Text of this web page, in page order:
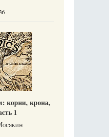
корни, крона,
1